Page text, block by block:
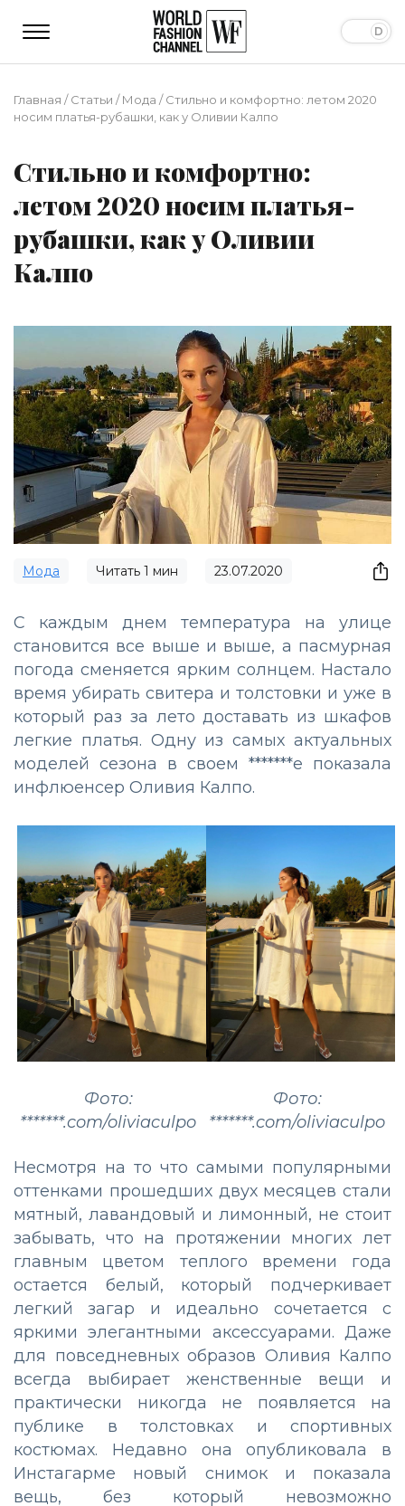
Главная /Статьи /Мода /Стильно и комфортно: летом 2020
носим платья-рубашки, как у Оливии Калпо
Стильно и комфортно:
летом 2020 носим платья-
рубашки, как у Оливии
Калпо
Мода Читать 1 мин 23.07.2020
С каждым днем температура на улице
становится все выше и выше, а пасмурная
погода сменяется ярким солнцем. Настало
время убирать свитера и толстовки и уже в
который раз за лето доставать из шкафов
легкие платья. Одну из самых актуальных
моделей сезона в своем *******е показала
инфлюенсер Оливия Калпо.
Фото:
*******.com/oliviaculpo
Фото:
*******.com/oliviaculpo
Несмотря на то что самыми популярными
оттенками прошедших двух месяцев стали
мятный, лавандовый и лимонный, не стоит
забывать, что на протяжении многих лет
главным цветом теплого времени года
остается белый, который подчеркивает
легкий загар и идеально сочетается с
яркими элегантными аксессуарами. Даже
для повседневных образов Оливия Калпо
всегда выбирает женственные вещи и
практически никогда не появляется на
публике в толстовках и спортивных
костюмах. Недавно она опубликовала в
Инстагарме новый снимок и показала
вещь, без который невозможно